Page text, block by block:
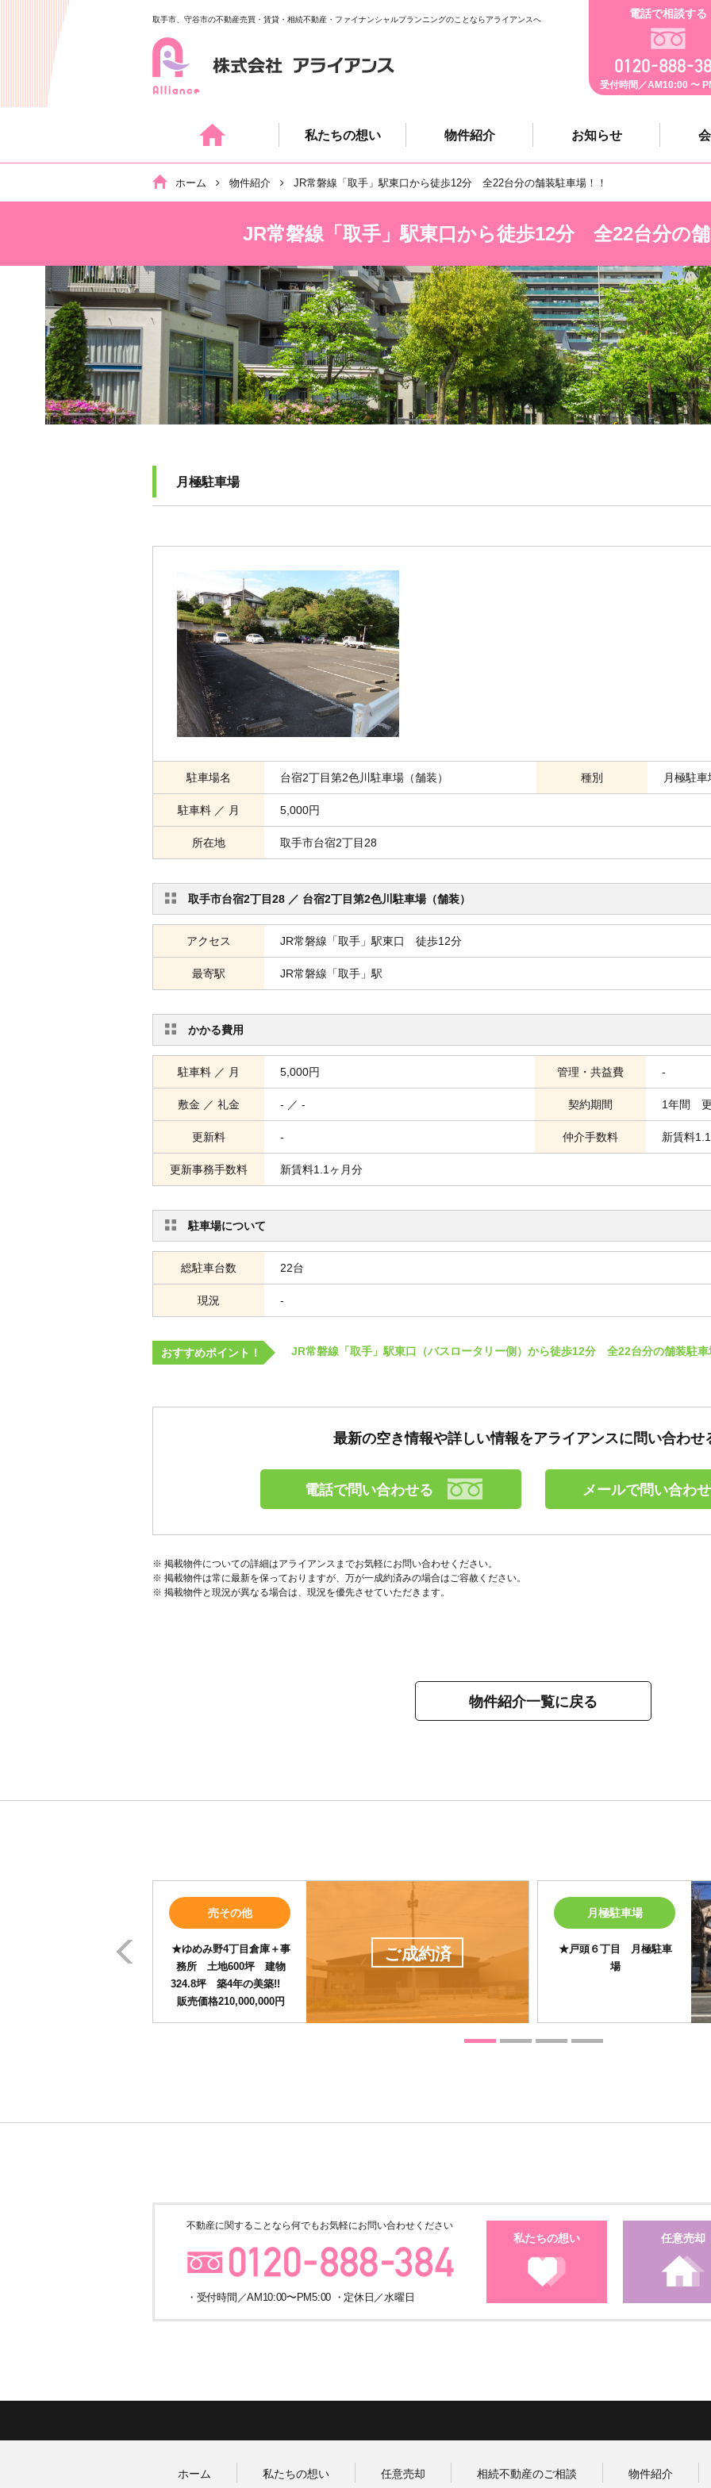
取手市、守谷市の不動産売買・賃貸・相続不動産・ファイナンシャルプランニングのことならアライアンスへ 電話で相談する
受付時間／AM10:00 〜
私たちの想い 物件紹介 お知らせ
ホーム 物件紹介 JR常磐線「取手」駅東口から徒歩12分 全22台分の舗装駐車場！！
JR常磐線「取手」駅東口から徒歩12分 全22台分の
月極駐車場
駐車場名 台宿2丁目第2色川駐車場（舗装） 種別 月極駐車
駐車料 ／ 月 5,000円
所在地 取手市台宿2丁目28
取手市台宿2丁目28 ／ 台宿2丁目第2色川駐車場（舗装）
アクセス JR常磐線「取手」駅東口 徒歩12分
最寄駅 JR常磐線「取手」駅
かかる費用
駐車料 ／ 月 5,000円 管理・共益費 -
敷金 ／ 礼金 - ／ - 契約期間 1年間
更新料 - 仲介手数料 新賃料
更新事務手数料 新賃料1.1ヶ月分
駐車場について
総駐車台数 22台
現況 -
おすすめポイント！ JR常磐線「取手」駅東口（バスロータリー側）から徒歩12分 全22台分の舗装駐車
最新の空き情報や詳しい情報をアライアンスに問い合わせ
電話で問い合わせる メールで問い合わ
※ 掲載物件についての詳細はアライアンスまでお気軽にお問い合わせください。
※ 掲載物件は常に最新を保っておりますが、万が一成約済みの場合はご容赦ください。
※ 掲載物件と現況が異なる場合は、現況を優先させていただきます。
物件紹介一覧に戻る
売その他
★ゆめみ野4丁目倉庫＋事
務所 土地600坪 建物
324.8坪 築4年の美築!!
販売価格210,000,000円
ご成約済
月極駐車場
★戸頭６丁目 月極駐車
場
不動産に関することなら何でもお気軽にお問い合わせください
・受付時間／AM10:00〜PM5:00 ・定休日／水曜日
私たちの想い 任意売却
ホーム 私たちの想い 任意売却 相続不動産のご相談 物件紹介